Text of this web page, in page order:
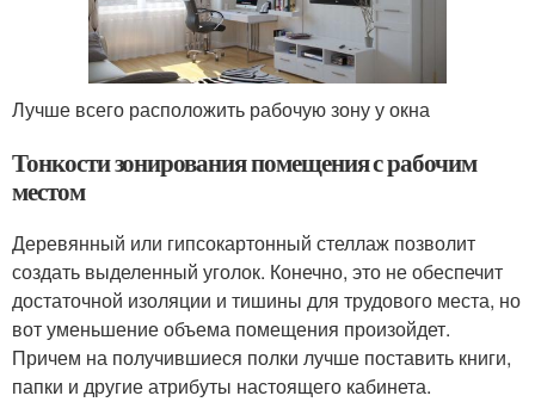
Лучше всего расположить рабочую зону у окна
Тонкости зонирования помещения с рабочим
местом
Деревянный или гипсокартонный стеллаж позволит
создать выделенный уголок. Конечно, это не обеспечит
достаточной изоляции и тишины для трудового места, но
вот уменьшение объема помещения произойдет.
Причем на получившиеся полки лучше поставить книги,
папки и другие атрибуты настоящего кабинета.